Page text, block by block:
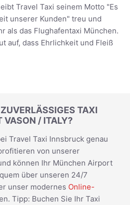
Travel Taxi seinem Motto "Es
unserer Kunden" treu und
als das Flughafentaxi München.
auf, dass Ehrlichkeit und Fleiß
TAXI
VASON / ITALY?
Travel Taxi Innsbruck genau
von unserer
können Ihr München Airport
über unseren 24/7
unser modernes Online-
Tipp: Buchen Sie Ihr Taxi